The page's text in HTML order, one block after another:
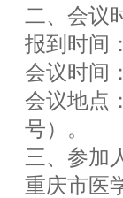
二、会议
报到时间
会议时间
会议地点
号）。
三、参加
重庆市医